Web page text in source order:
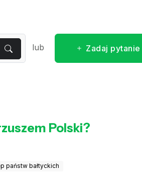
lub Zadaj pytanie
Polski?
państw bałtyckich